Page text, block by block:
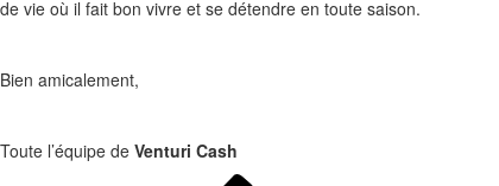
de vie où il fait bon vivre et se détendre en toute saison.
Bien amicalement,
Toute l’équipe de Venturi Cash